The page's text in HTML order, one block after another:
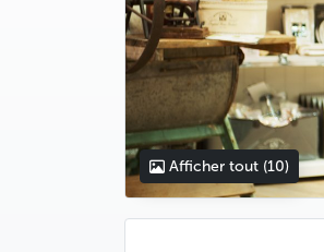
Afficher tout (10)